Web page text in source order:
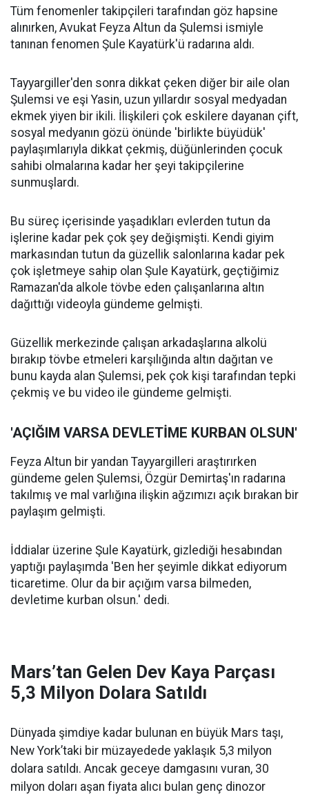
Tüm fenomenler takipçileri tarafından göz hapsine
alınırken, Avukat Feyza Altun da Şulemsi ismiyle
tanınan fenomen Şule Kayatürk'ü radarına aldı.
Tayyargiller'den sonra dikkat çeken diğer bir aile olan
Şulemsi ve eşi Yasin, uzun yıllardır sosyal medyadan
ekmek yiyen bir ikili. İlişkileri çok eskilere dayanan çift,
sosyal medyanın gözü önünde 'birlikte büyüdük'
paylaşımlarıyla dikkat çekmiş, düğünlerinden çocuk
sahibi olmalarına kadar her şeyi takipçilerine
sunmuşlardı.
Bu süreç içerisinde yaşadıkları evlerden tutun da
işlerine kadar pek çok şey değişmişti. Kendi giyim
markasından tutun da güzellik salonlarına kadar pek
çok işletmeye sahip olan Şule Kayatürk, geçtiğimiz
Ramazan'da alkole tövbe eden çalışanlarına altın
dağıttığı videoyla gündeme gelmişti.
Güzellik merkezinde çalışan arkadaşlarına alkolü
bırakıp tövbe etmeleri karşılığında altın dağıtan ve
bunu kayda alan Şulemsi, pek çok kişi tarafından tepki
çekmiş ve bu video ile gündeme gelmişti.
'AÇIĞIM VARSA DEVLETİME KURBAN OLSUN'
Feyza Altun bir yandan Tayyargilleri araştırırken
gündeme gelen Şulemsi, Özgür Demirtaş'ın radarına
takılmış ve mal varlığına ilişkin ağzımızı açık bırakan bir
paylaşım gelmişti.
İddialar üzerine Şule Kayatürk, gizlediği hesabından
yaptığı paylaşımda 'Ben her şeyimle dikkat ediyorum
ticaretime. Olur da bir açığım varsa bilmeden,
devletime kurban olsun.' dedi.
Mars’tan Gelen Dev Kaya Parçası
5,3 Milyon Dolara Satıldı
Dünyada şimdiye kadar bulunan en büyük Mars taşı,
New York’taki bir müzayedede yaklaşık 5,3 milyon
dolara satıldı. Ancak geceye damgasını vuran, 30
milyon doları aşan fiyata alıcı bulan genç dinozor